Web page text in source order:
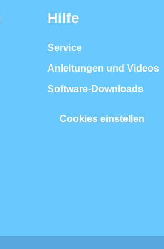
Hilfe
Service
Anleitungen und Videos
Software-Downloads
Cookies einstellen